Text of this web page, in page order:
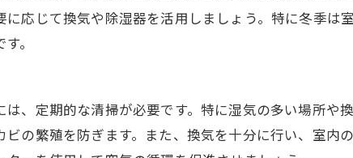
に応じて換気や除湿器を活用しましょう。特に冬季
。
は、定期的な清掃が必要です。特に湿気の多い場所
ビの繁殖を防ぎます。また、換気を十分に行い、室